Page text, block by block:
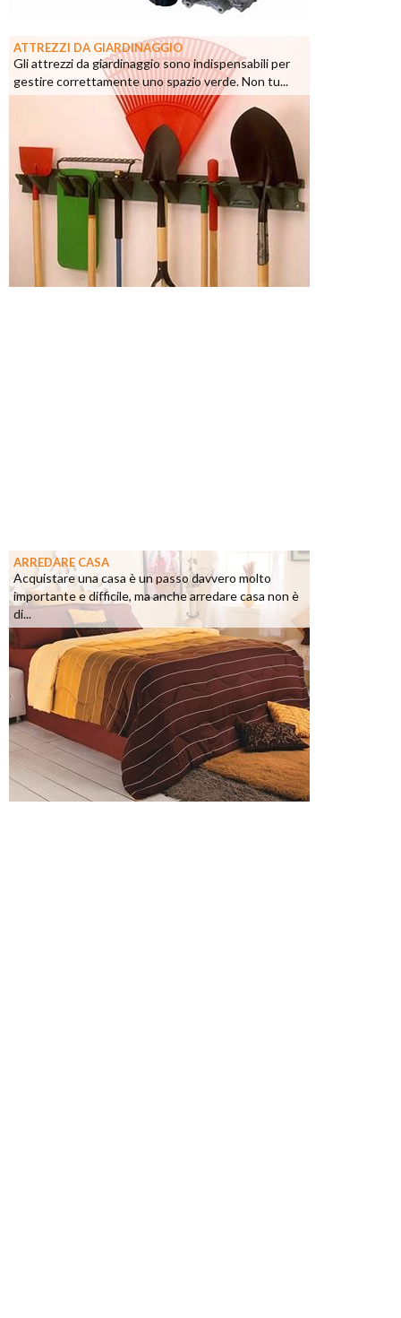
ATTREZZI DA GIARDINAGGIO
Gli attrezzi da giardinaggio sono indispensabili per
gestire correttamente uno spazio verde. Non tu...
ARREDARE CASA
Acquistare una casa è un passo davvero molto
importante e difficile, ma anche arredare casa non è
di...